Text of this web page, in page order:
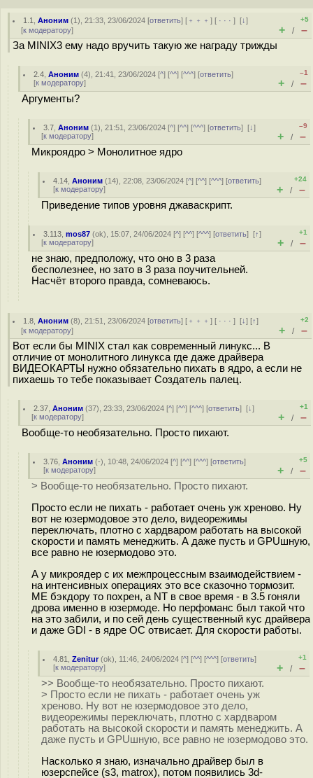
1.1 ,Аноним (1), 21:33, 23/06/2024 [ответить] [ ﹢﹢﹢] [ · · ·][↓]
[к модератору]
+5
+ / –
За MINIX3 ему надо вручить такую же награду трижды
2.4 ,Аноним (4), 21:41, 23/06/2024 [^] [^^] [^^^] [ответить]
[к модератору]
–1
+ / –
Аргументы?
3.7 ,Аноним (1), 21:51, 23/06/2024 [^] [^^] [^^^] [ответить][↓]
[к модератору]
–9
+ / –
Микроядро > Монолитное ядро
4.14 ,Аноним (14), 22:08, 23/06/2024 [^] [^^] [^^^] [ответить]
[к модератору]
+24
+ / –
Приведение типов уровня джаваскрипт.
3.113 ,mos87 (ok), 15:07, 24/06/2024 [^] [^^] [^^^] [ответить][↑]
[к модератору]
+1
+ / –
не знаю, предположу, что оно в 3 раза
бесполезнее, но зато в 3 раза поучительней.
Насчёт второго правда, сомневаюсь.
1.8 ,Аноним (8), 21:51, 23/06/2024 [ответить] [ ﹢﹢﹢] [ · · ·][↓] [↑]
[к модератору]
+2
+ / –
Вот если бы MINIX стал как современный линукс... В
отличие от монолитного линукса где даже драйвера
ВИДЕОКАРТЫ нужно обязательно пихать в ядро, а если не
пихаешь то тебе показывает Создатель палец.
2.37 ,Аноним (37), 23:33, 23/06/2024 [^] [^^] [^^^] [ответить][↓]
[к модератору]
+1
+ / –
Вообще-то необязательно. Просто пихают.
3.76 ,Аноним (-), 10:48, 24/06/2024 [^] [^^] [^^^] [ответить]
[к модератору]
+5
+ / –
> Вообще-то необязательно. Просто пихают.
Просто если не пихать - работает очень уж хреново. Ну
вот не юзермодовое это дело, видеорежимы
переключать, плотно с хардваром работать на высокой
скорости и память менеджить. А даже пусть и GPUшную,
все равно не юзермодово это.
А у микроядер с их межпроцессным взаимодействием -
на интенсивных операциях это все сказочно тормозит.
ME бэкдору то похрен, а NT в свое время - в 3.5 гоняли
дрова именно в юзермоде. Но перфоманс был такой что
на это забили, и по сей день существенный кус драйвера
и даже GDI - в ядре ОС отвисает. Для скорости работы.
4.81 ,Zenitur(ok), 11:46, 24/06/2024 [^] [^^] [^^^] [ответить]
[к модератору]
+1
+ / –
>> Вообще-то необязательно. Просто пихают.
> Просто если не пихать - работает очень уж
хреново. Ну вот не юзермодовое это дело,
видеорежимы переключать, плотно с хардваром
работать на высокой скорости и память менеджить. А
даже пусть и GPUшную, все равно не юзермодово это.
Насколько я знаю, изначально драйвер был в
юзерспейсе (s3, matrox), потом появились 3d-